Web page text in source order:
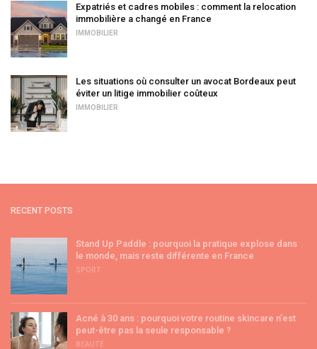
Expatriés et cadres mobiles : comment la relocation
immobilière a changé en France
IMMOBILIER
Les situations où consulter un avocat Bordeaux peut
éviter un litige immobilier coûteux
IMMOBILIER
RECENT POSTS
Stand Up Paddle : pourquoi la pratique explose dans
le monde, mais reste différente en France
SPORT
Acné à 30 ans : pourquoi votre routine skincare n’est
peut-être pas la seule responsable ?
BEAUTÉ